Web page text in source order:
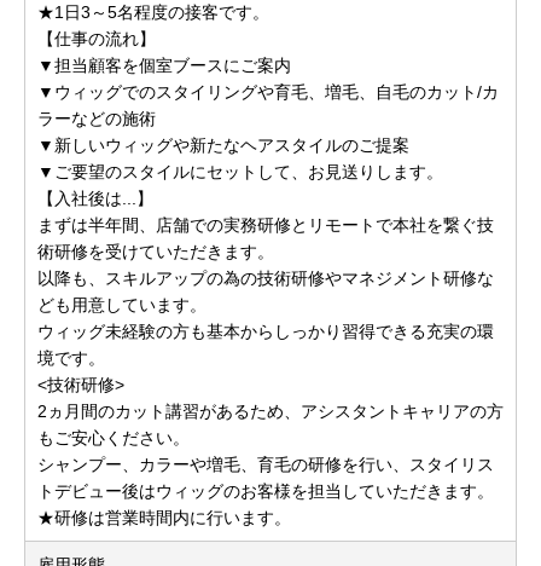
★1日3～5名程度の接客です。
【仕事の流れ】
▼担当顧客を個室ブースにご案内
▼ウィッグでのスタイリングや育毛、増毛、自毛のカット/カ
ラーなどの施術
▼新しいウィッグや新たなヘアスタイルのご提案
▼ご要望のスタイルにセットして、お見送りします。
【入社後は...】
まずは半年間、店舗での実務研修とリモートで本社を繋ぐ技
術研修を受けていただきます。
以降も、スキルアップの為の技術研修やマネジメント研修な
ども用意しています。
ウィッグ未経験の方も基本からしっかり習得できる充実の環
境です。
<技術研修>
2ヵ月間のカット講習があるため、アシスタントキャリアの方
もご安心ください。
シャンプー、カラーや増毛、育毛の研修を行い、スタイリス
トデビュー後はウィッグのお客様を担当していただきます。
★研修は営業時間内に行います。